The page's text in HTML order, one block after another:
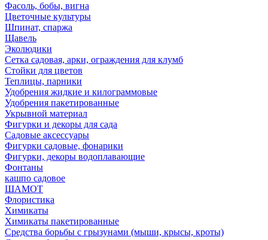
Фасоль, бобы, вигна
Цветочные культуры
Шпинат, спаржа
Щавель
Эколюдики
Сетка садовая, арки, ограждения для клумб
Стойки для цветов
Теплицы, парники
Удобрения жидкие и килограммовые
Удобрения пакетированные
Укрывной материал
Фигурки и декоры для сада
Садовые аксессуары
Фигурки садовые, фонарики
Фигурки, декоры водоплавающие
Фонтаны
кашпо садовое
ШАМОТ
Флористика
Химикаты
Химикаты пакетированные
Средства борьбы с грызунами (мыши, крысы, кроты)